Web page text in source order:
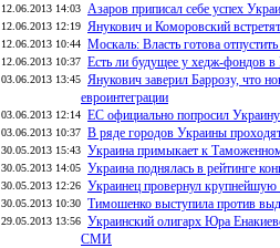
12.06.2013 14:03 Азаров приписал себе успех
12.06.2013 12:19 Янукович и Коморовский
12.06.2013 10:44 Москаль: Власть готова
12.06.2013 10:37 Есть ли будущее у хедж-фондов в
03.06.2013 13:45 Янукович заверил Баррозу, что
евроинтеграции
03.06.2013 12:14 ЕС официально попросил Украину
03.06.2013 10:37 В ряде городов Украины
30.05.2013 15:43 Украина примыкает к
30.05.2013 14:05 Украина поднялась в рейтинге
30.05.2013 12:26 Украинец провернул крупнейшую
30.05.2013 10:30 Тимошенко выступила против
29.05.2013 13:56 Украинский олигарх Юра
СМИ